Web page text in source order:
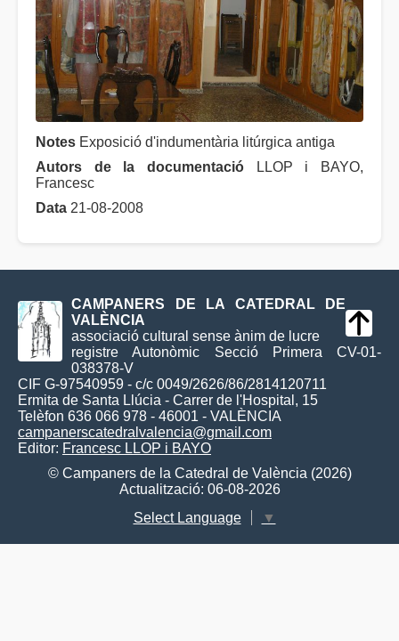
Notes Exposició d'indumentària litúrgica antiga
Autors de la documentació LLOP i BAYO,
Francesc
Data 21-08-2008
CAMPANERS DE LA CATEDRAL DE
VALÈNCIA
associació cultural sense ànim de lucre
registre Autonòmic Secció Primera CV-01-
038378-V
CIF G-97540959 - c/c 0049/2626/86/2814120711
Ermita de Santa Llúcia - Carrer de l'Hospital, 15
Telèfon 636 066 978 - 46001 - VALÈNCIA
campanerscatedralvalencia@gmail.com
Editor: Francesc LLOP i BAYO
© Campaners de la Catedral de València (2026)
Actualització: 06-08-2026
Select Language
▼